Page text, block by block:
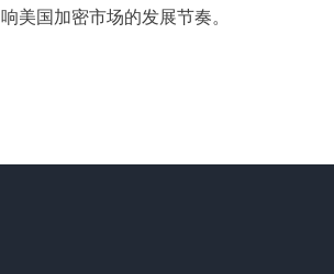
响美国加密市场的发展节奏。